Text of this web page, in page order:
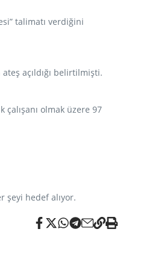
talimatı verdiğini
açıldığı belirtilmişti.
çalışanı olmak üzere 97
şeyi hedef alıyor.